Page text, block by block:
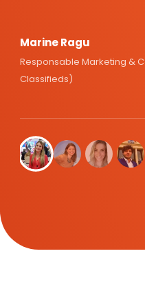
Marine Ragu
Responsable Marketing &
Classifieds)